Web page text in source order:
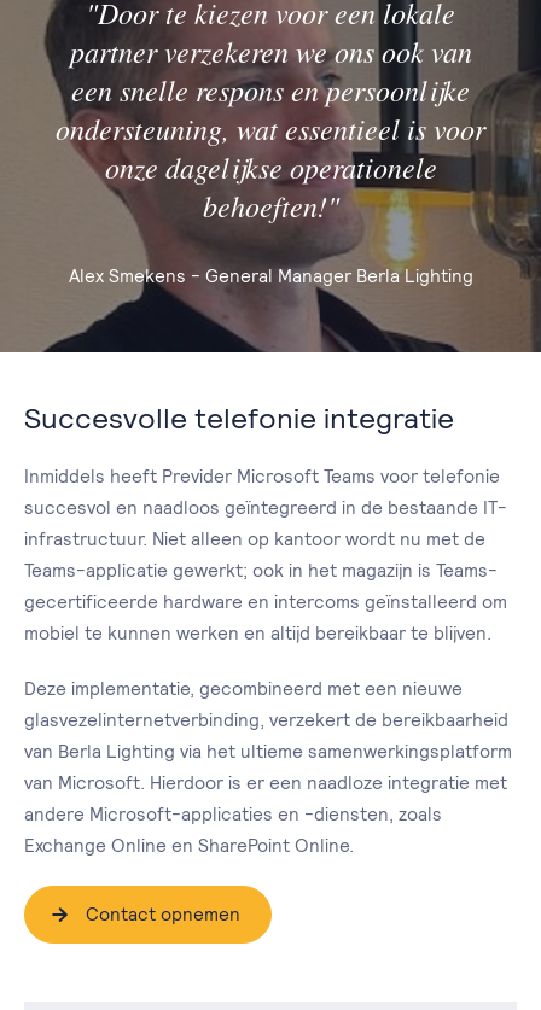
"Door te kiezen voor een lokale
partner verzekeren we ons ook van
een snelle respons en persoonlijke
ondersteuning, wat essentieel is voor
onze dagelijkse operationele
behoeften!"
Alex Smekens - General Manager Berla Lighting
Succesvolle telefonie integratie
Inmiddels heeft Previder Microsoft Teams voor telefonie
succesvol en naadloos geïntegreerd in de bestaande IT-
infrastructuur. Niet alleen op kantoor wordt nu met de
Teams-applicatie gewerkt; ook in het magazijn is Teams-
gecertificeerde hardware en intercoms geïnstalleerd om
mobiel te kunnen werken en altijd bereikbaar te blijven.
Deze implementatie, gecombineerd met een nieuwe
glasvezelinternetverbinding, verzekert de bereikbaarheid
van Berla Lighting via het ultieme samenwerkingsplatform
van Microsoft. Hierdoor is er een naadloze integratie met
andere Microsoft-applicaties en -diensten, zoals
Exchange Online en SharePoint Online.
Contact opnemen